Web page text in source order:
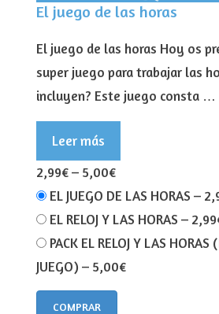
El juego de las horas
El juego de las horas Hoy os
super juego para trabajar las
incluyen? Este juego consta …
Leer más
2,99€– 5,00€
EL JUEGO DE LAS HORAS –
EL RELOJ Y LAS HORAS –
PACK EL RELOJ Y LAS HORAS
JUEGO) – 5,00€
COMPRAR